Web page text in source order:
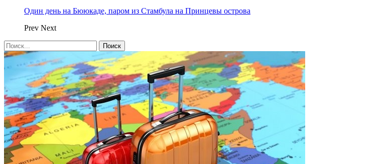
Один день на Бююкаде, паром из Стамбула на Принцевы острова
Prev Next